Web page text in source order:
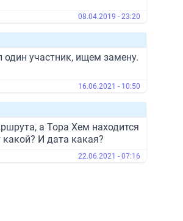
08.04.2019 - 23:20
участник, ищем замену.
16.06.2021 - 10:50
а Тора Хем находится
И дата какая?
22.06.2021 - 07:16